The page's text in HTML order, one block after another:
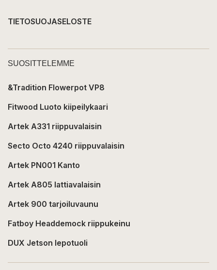
TIETOSUOJASELOSTE
SUOSITTELEMME
&Tradition Flowerpot VP8
Fitwood Luoto kiipeilykaari
Artek A331 riippuvalaisin
Secto Octo 4240 riippuvalaisin
Artek PN001 Kanto
Artek A805 lattiavalaisin
Artek 900 tarjoiluvaunu
Fatboy Headdemock riippukeinu
DUX Jetson lepotuoli